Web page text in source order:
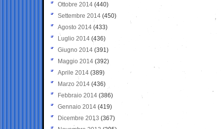
Ottobre 2014 (440)
Settembre 2014 (450)
Agosto 2014 (433)
Luglio 2014 (436)
Giugno 2014 (391)
Maggio 2014 (392)
Aprile 2014 (389)
Marzo 2014 (436)
Febbraio 2014 (386)
Gennaio 2014 (419)
Dicembre 2013 (367)